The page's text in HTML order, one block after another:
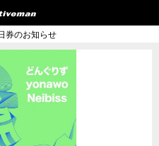
券のお知らせ